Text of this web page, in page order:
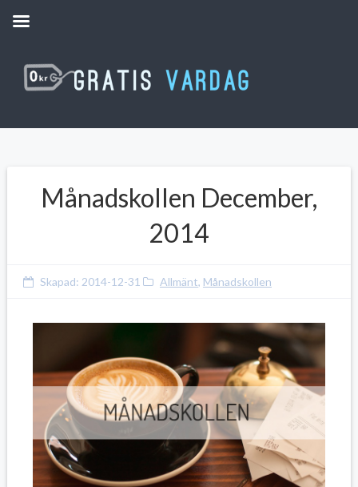
Månadskollen December,
2014
Skapad: 2014-12-31 Allmänt, Månadskollen